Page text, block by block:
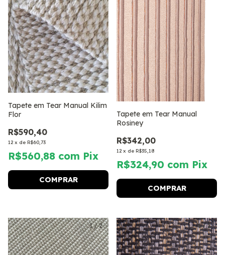
Tapete em Tear Manual Kilim
Flor
R$590,40
12 x de R$60,73
R$560,88 com Pix
COMPRAR
Tapete em Tear Manual
Rosiney
R$342,00
12 x de R$35,18
R$324,90 com Pix
COMPRAR
1/2 1/2